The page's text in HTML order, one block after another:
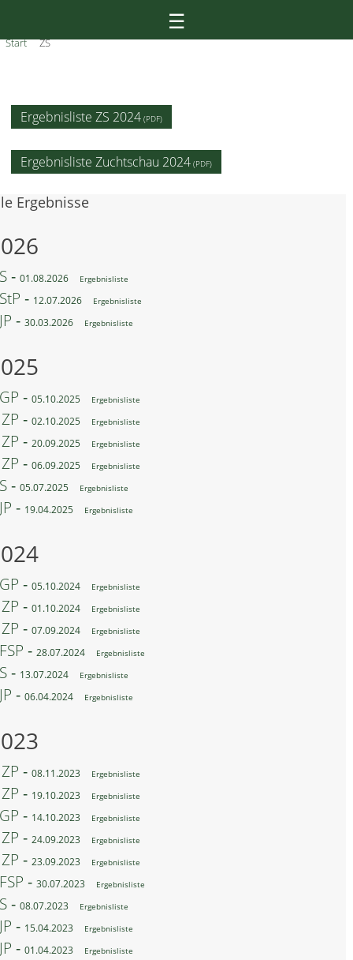
to
☰
Start ZS
Ergebnisliste ZS 2024
Ergebnisliste Zuchtschau 2024
Ergebnisse
‐01.08.2026 Ergebnisliste
‐ 12.07.2026 Ergebnisliste
‐30.03.2026 Ergebnisliste
‐05.10.2025 Ergebnisliste
‐02.10.2025 Ergebnisliste
‐20.09.2025 Ergebnisliste
‐06.09.2025 Ergebnisliste
‐05.07.2025 Ergebnisliste
‐ 19.04.2025 Ergebnisliste
‐05.10.2024 Ergebnisliste
‐01.10.2024 Ergebnisliste
‐07.09.2024 Ergebnisliste
‐28.07.2024 Ergebnisliste
‐ 13.07.2024 Ergebnisliste
‐06.04.2024 Ergebnisliste
‐08.11.2023 Ergebnisliste
‐ 19.10.2023 Ergebnisliste
‐ 14.10.2023 Ergebnisliste
‐24.09.2023 Ergebnisliste
‐23.09.2023 Ergebnisliste
‐30.07.2023 Ergebnisliste
‐08.07.2023 Ergebnisliste
‐ 15.04.2023 Ergebnisliste
‐01.04.2023 Ergebnisliste